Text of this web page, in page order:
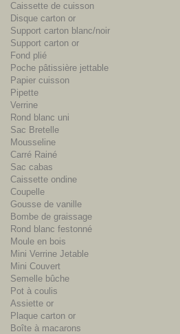
Caissette de cuisson
Disque carton or
Support carton blanc/noir
Support carton or
Fond plié
Poche pâtissière jettable
Papier cuisson
Pipette
Verrine
Rond blanc uni
Sac Bretelle
Mousseline
Carré Rainé
Sac cabas
Caissette ondine
Coupelle
Gousse de vanille
Bombe de graissage
Rond blanc festonné
Moule en bois
Mini Verrine Jetable
Mini Couvert
Semelle bûche
Pot à coulis
Assiette or
Plaque carton or
Boîte à macarons